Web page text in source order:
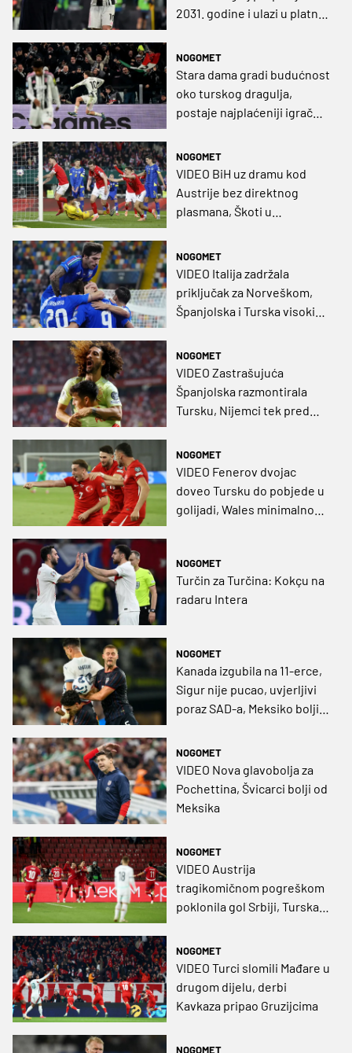
2031. godine i ulazi u platni
NOGOMET
Stara dama gradi budućnost
oko turskog dragulja,
postaje najplaćeniji igrač
NOGOMET
VIDEO BiH uz dramu kod
Austrije bez direktnog
plasmana, Škoti u
NOGOMET
VIDEO Italija zadržala
priključak za Norveškom,
Španjolska i Turska visokim
NOGOMET
VIDEO Zastrašujuća
Španjolska razmontirala
Tursku, Nijemci tek pred
NOGOMET
VIDEO Fenerov dvojac
doveo Tursku do pobjede u
golijadi, Wales minimalno
NOGOMET
Turčin za Turčina: Kokçu na
radaru Intera
NOGOMET
Kanada izgubila na 11-erce,
Sigur nije pucao, uvjerljivi
poraz SAD-a, Meksiko bolji
NOGOMET
VIDEO Nova glavobolja za
Pochettina, Švicarci bolji od
Meksika
NOGOMET
VIDEO Austrija
tragikomičnom pogreškom
poklonila gol Srbiji, Turska
NOGOMET
VIDEO Turci slomili Mađare u
drugom dijelu, derbi
Kavkaza pripao Gruzijcima
NOGOMET